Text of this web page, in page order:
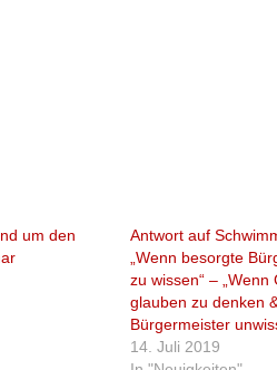
um den
Antwort auf
„Wenn besorgte
zu wissen“ – „Wenn
glauben zu denken
Bürgermeister
14. Juli 2019